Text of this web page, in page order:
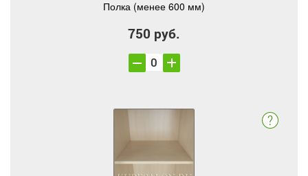
Полка (менее 600 мм)
750 руб.